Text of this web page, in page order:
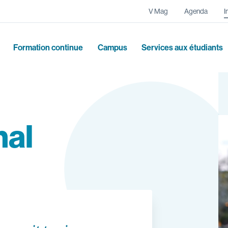
Formation continue Campus Services aux étudiants
V Mag Agenda